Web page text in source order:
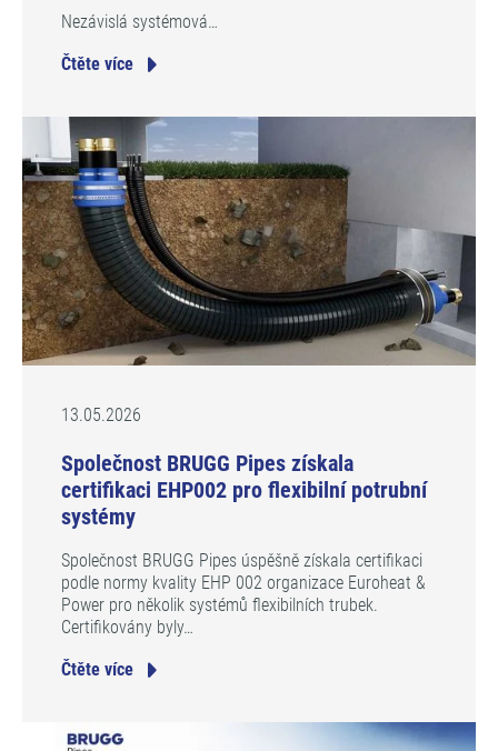
Nezávislá systémová…
Čtěte více
13.05.2026
Společnost BRUGG Pipes získala
certifikaci EHP002 pro flexibilní potrubní
systémy
Společnost BRUGG Pipes úspěšně získala certifikaci
podle normy kvality EHP 002 organizace Euroheat &
Power pro několik systémů flexibilních trubek.
Certifikovány byly…
Čtěte více